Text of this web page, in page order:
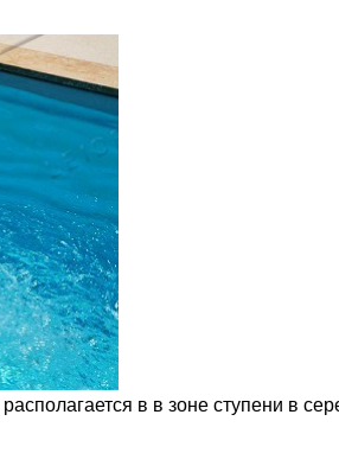
в в зоне ступени в